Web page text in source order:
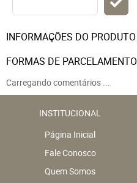
INFORMAÇÕES DO PRODUTO
FORMAS DE PARCELAMENTO
Carregando comentários ...
INSTITUCIONAL
Página Inicial
Fale Conosco
Quem Somos